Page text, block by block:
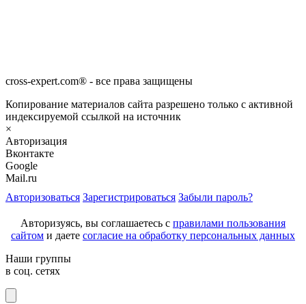
cross-expert.com® - все права защищены
Копирование материалов сайта разрешено только с активной
индексируемой ссылкой на источник
×
Авторизация
Вконтакте
Google
Mail.ru
Авторизоваться Зарегистрироваться Забыли пароль?
Авторизуясь, вы соглашаетесь с правилами пользования
сайтом и даете согласие на обработку персональных данных
Наши группы
в соц. сетях